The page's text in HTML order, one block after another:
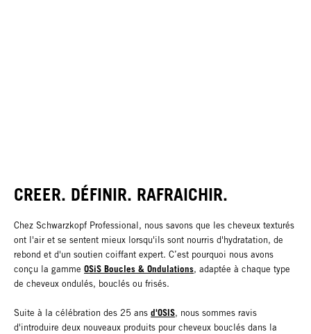
CREER. DÉFINIR. RAFRAICHIR.
Chez Schwarzkopf Professional, nous savons que les cheveux texturés
ont l'air et se sentent mieux lorsqu'ils sont nourris d'hydratation, de
rebond et d'un soutien coiffant expert. C’est pourquoi nous avons
conçu la gamme OSiS Boucles & Ondulations, adaptée à chaque type
de cheveux ondulés, bouclés ou frisés.
Suite à la célébration des 25 ans d'OSIS, nous sommes ravis
d'introduire deux nouveaux produits pour cheveux bouclés dans la